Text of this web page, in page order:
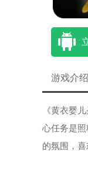
游戏介绍
《黄衣婴
心任务是
的氛围，